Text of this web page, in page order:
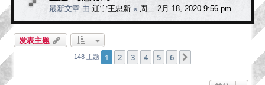
最新文章 由 辽宁王忠新 « 周二 2月 18, 2020 9:56 pm
发表主题
148 主题 1 2 3 4 5 6